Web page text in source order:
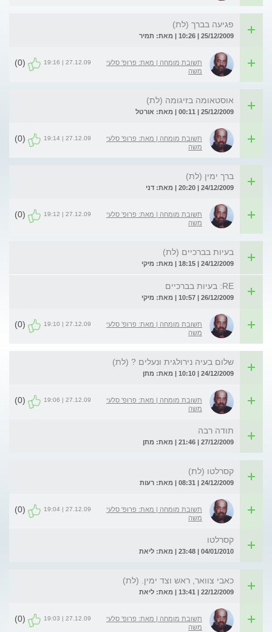
פגיעה בברך (לת)
25/12/2009 | 10:26 | מאת: תמיר
תשובת מומחה | מאת: פרופ' סלעי
משה
27.12.09 | 19:16
(0)
אוסטאומה בזיגומה (לת)
25/12/2009 | 00:11 | מאת: אורטל
תשובת מומחה | מאת: פרופ' סלעי
משה
27.12.09 | 19:14
(0)
ברך ימין (לת)
24/12/2009 | 20:20 | מאת: דני
תשובת מומחה | מאת: פרופ' סלעי
משה
27.12.09 | 19:12
(0)
בעיות בברכיים (לת)
24/12/2009 | 18:15 | מאת: מיקי
RE: בעיות בברכיים
26/12/2009 | 10:57 | מאת: מיקי
תשובת מומחה | מאת: פרופ' סלעי
משה
27.12.09 | 19:10
(0)
שלום בעיה נירולגית ונעלים ? (לת)
24/12/2009 | 10:10 | מאת: מתן
תשובת מומחה | מאת: פרופ' סלעי
משה
27.12.09 | 19:06
(0)
תודה רבה
27/12/2009 | 21:46 | מאת: מתן
קסרלטו (לת)
24/12/2009 | 08:31 | מאת: רעות
תשובת מומחה | מאת: פרופ' סלעי
משה
27.12.09 | 19:04
(0)
קסרלטו
04/01/2010 | 23:48 | מאת: ליאת
כאבי צוואר, ראש וצד ימין. (לת)
22/12/2009 | 13:41 | מאת: ליאת
תשובת מומחה | מאת: פרופ' סלעי
משה
27.12.09 | 19:03
(0)